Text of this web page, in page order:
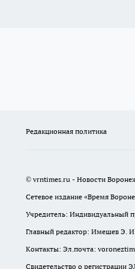
Редакционная политика
© vrntimes.ru - Новости
Сетевое издание «Время
Учредитель: Индивидуальный
Главный редактор: Имешев Э.
Контакты: Эл.почта:
Свидетельство о регистрации